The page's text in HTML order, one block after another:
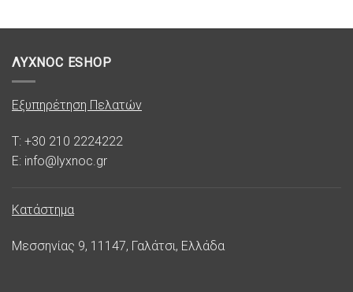
ΛΥΧΝΟC ESHOP
Εξυπηρέτηση Πελατών
T: +30 210 2224222
E: info@lyxnoc.gr
Κατάστημα
Μεσσηνίας 9, 11147, Γαλάτσι, Ελλάδα